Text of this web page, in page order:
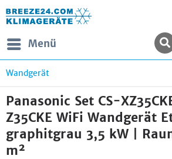
Menü
Wandgerät
Panasonic Set CS-
Z35CKE WiFi Wandgerät
graphitgrau 3,5 kW |
m²